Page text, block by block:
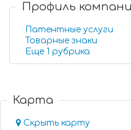
Профиль
Патентные услуги
Товарные знаки
Еще 1 рубрика
Карта
Скрыть карту